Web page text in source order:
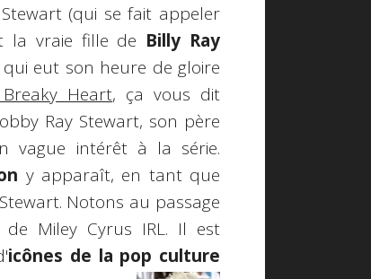
(qui se fait appeler
la vraie fille de Billy Ray
eut son heure de gloire
Heart, ça vous dit
Ray Stewart, son père
vague intérêt à la série.
y apparaît, en tant que
Notons au passage
Miley Cyrus IRL. Il est
icônes de la pop culture